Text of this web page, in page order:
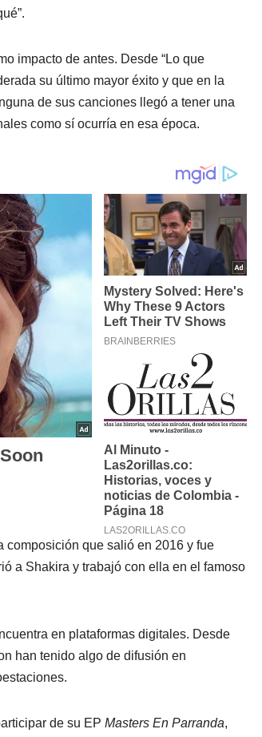
impacto de antes. Desde “Lo que
su último mayor éxito y que en la
de sus canciones llegó a tener una
como sí ocurría en esa época.
composición que salió en 2016 y fue
a Shakira y trabajó con ella en el famoso
en plataformas digitales. Desde
han tenido algo de difusión en
de su EP Masters En Parranda,